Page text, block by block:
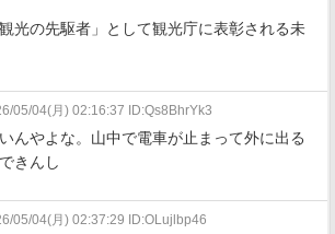
光の先駆者」として観光庁に表彰される未
05/04(月) 02:16:37 ID:Qs8BhrYk3
んやよな。山中で電車が止まって外に出る
きんし
05/04(月) 02:37:29 ID:OLujlbp46